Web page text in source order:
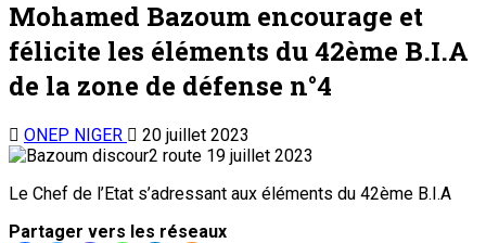
Mohamed Bazoum encourage et
félicite les éléments du 42ème B.I.A
de la zone de défense n°4
ONEP NIGER 20 juillet 2023
Le Chef de l’Etat s’adressant aux éléments du 42ème B.I.A
Partager vers les réseaux